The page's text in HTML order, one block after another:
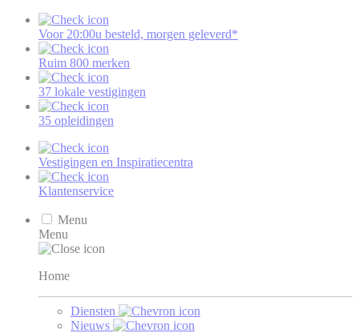
Voor 20:00u besteld, morgen geleverd*
Ruim 800 merken
37 lokale vestigingen
35 opleidingen
Vestigingen en Inspiratiecentra
Klantenservice
Menu
Menu
Home
Diensten
Nieuws